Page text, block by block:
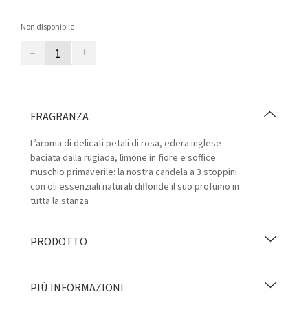
Non disponibile
– +
FRAGRANZA
L’aroma di delicati petali di rosa, edera inglese
baciata dalla rugiada, limone in fiore e soffice
muschio primaverile: la nostra candela a 3 stoppini
con oli essenziali naturali diffonde il suo profumo in
tutta la stanza
PRODOTTO
PIÙ INFORMAZIONI